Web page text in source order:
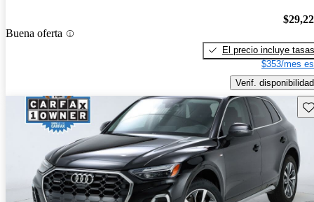
Buena oferta
El precio incluye tasas
$353/mes
Verif. disponibilidad